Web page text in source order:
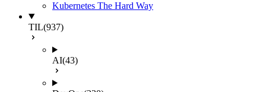
Kubernetes The Hard Way
TIL(937)
AI(43)